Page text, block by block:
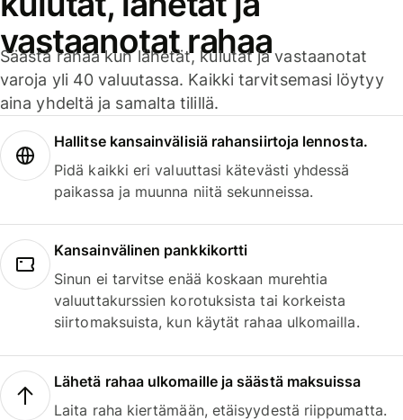
vastaanotat rahaa
Säästä rahaa kun lähetät, kulutat ja vastaanotat
varoja yli 40 valuutassa. Kaikki tarvitsemasi löytyy
aina yhdeltä ja samalta tilillä.
Hallitse kansainvälisiä rahansiirtoja lennosta.
Pidä kaikki eri valuuttasi kätevästi yhdessä
paikassa ja muunna niitä sekunneissa.
Kansainvälinen pankkikortti
Sinun ei tarvitse enää koskaan murehtia
valuuttakurssien korotuksista tai korkeista
siirtomaksuista, kun käytät rahaa ulkomailla.
Lähetä rahaa ulkomaille ja säästä maksuissa
Laita raha kiertämään, etäisyydestä riippumatta.